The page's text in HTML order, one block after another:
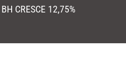
CRESCE 12,75%